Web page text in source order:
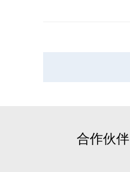
合作伙伴